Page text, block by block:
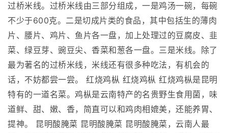
过桥米线。过桥米线由三部分组成，一是鸡汤一碗，每碗
不少于600克。二是切成片类的食品，其中包括生的薄肉
片、腰片、鸡片、鱼片各一盘，加上处理过的豆腐皮、韭
菜、绿豆芽、豌豆尖、香菜和葱各一盘。三是米线。除了
最为著名的过桥米线，米线还有很多种吃法，有机会的
话，不妨都尝一尝。 红烧鸡枞 红烧鸡枞 红烧鸡枞是昆明
特有的一道名菜。鸡枞是云南特产的名贵野生食用菌，味
道鲜、甜、嫩、香，简直可以和鸡肉相媲美，还能养胃、
提神。 昆明酸腌菜 昆明酸腌菜 昆明酸腌菜，云南人最